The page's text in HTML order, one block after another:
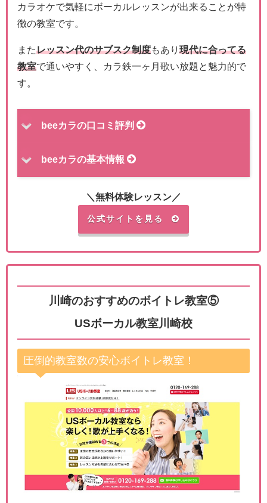
カラオケで気軽にボーカルレッスンが出来ることが特
徴の教室です。
またレッスン代のサブスク制度もあり 現代に合ってる
教室で通いやすく、カラ鉄一ヶ月歌い放題と魅力的で
す。
beeカラの口コミ評判
beeカラの基本情報
＼無料体験レッスン／
公式サイトを見る
川崎のおすすめのボイトレ教室⑤
USボーカル教室川崎校
圧倒的教室数の安心ボイトレ教室！